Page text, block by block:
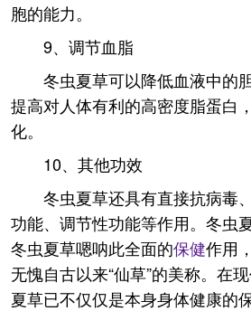
胞的能力。
9、调节血脂
冬虫夏草可以降低血液中的
提高对人体有利的高密度脂蛋白
化。
10、其他功效
冬虫夏草还具有直接抗病毒
功能、调节性功能等作用。冬虫
冬虫夏草嗯呐此全面的保健作用
无愧自古以来“仙草”的美称。在
夏草已不仅仅是本身身体健康的